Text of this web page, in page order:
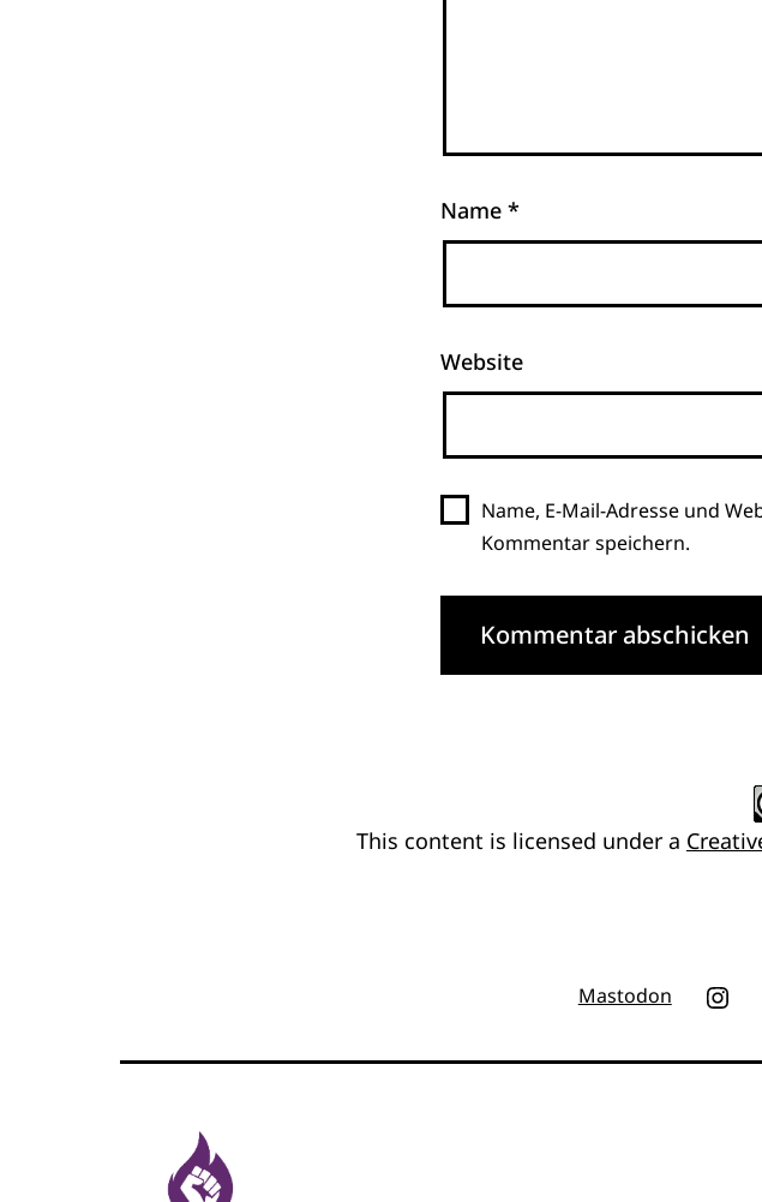
Name *
Website
Name, E-Mail-Adresse und
Kommentar speichern.
This content is licensed under a
Mastodon